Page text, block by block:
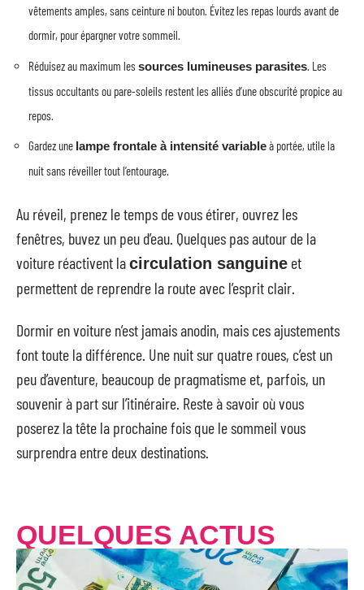
vêtements amples, sans ceinture ni bouton. Évitez les repas lourds avant de
dormir, pour épargner votre sommeil.
Réduisez au maximum les sources lumineuses parasites . Les
tissus occultants ou pare-soleils restent les alliés d’une obscurité propice au
repos.
Gardez une lampe frontale à intensité variableà portée, utile la
nuit sans réveiller tout l’entourage.
Au réveil, prenez le temps de vous étirer, ouvrez les
fenêtres, buvez un peu d’eau. Quelques pas autour de la
voiture réactivent lacirculation sanguine et
permettent de reprendre la route avec l’esprit clair.
Dormir en voiture n’est jamais anodin, mais ces ajustements
font toute la différence. Une nuit sur quatre roues, c’est un
peu d’aventure, beaucoup de pragmatisme et, parfois, un
souvenir à part sur l’itinéraire. Reste à savoir où vous
poserez la tête la prochaine fois que le sommeil vous
surprendra entre deux destinations.
QUELQUES ACTUS